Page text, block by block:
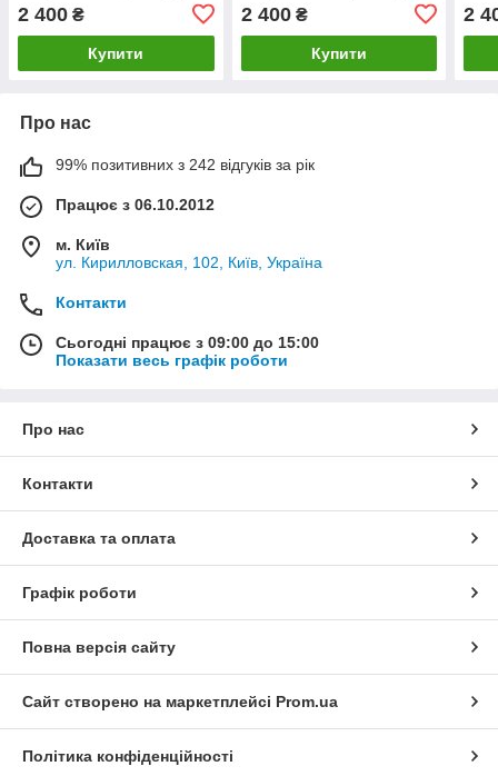
2 400 ₴
Купити
2 400₴
Купити
2
Про нас
99% позитивних з 242 відгуків за рік
Працює з 06.10.2012
м. Київ
ул. Кирилловская, 102, Київ, Україна
Контакти
Сьогодні працює з 09:00 до 15:00
Показати весь графік роботи
Про нас
Контакти
Доставка та оплата
Графік роботи
Повна версія сайту
Сайт створено на маркетплейсі Prom.ua
Політика конфіденційності